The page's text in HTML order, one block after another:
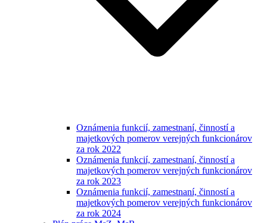
Oznámenia funkcií, zamestnaní, činností a
majetkových pomerov verejných funkcionárov
za rok 2022
Oznámenia funkcií, zamestnaní, činností a
majetkových pomerov verejných funkcionárov
za rok 2023
Oznámenia funkcií, zamestnaní, činností a
majetkových pomerov verejných funkcionárov
za rok 2024